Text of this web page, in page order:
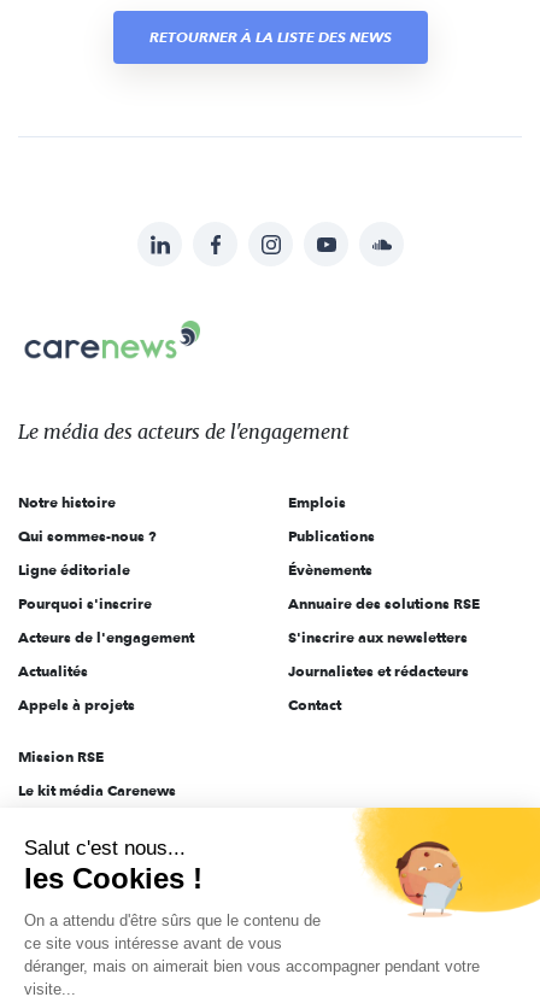
RETOURNER À LA LISTE DES NEWS
sur:
LinkedInFacebookInstagramYouTubeSoundcloud
Carenews,
Le
des
l'engagement
Le média des acteurs de l'engagement
Notre histoire
Qui sommes-nous ?
Ligne éditoriale
Pourquoi s'inscrire
Acteurs de l'engagement
Actualités
Appels à projets
Emplois
Publications
Évènements
Annuaire des solutions RSE
S'inscrire aux newsletters
Journalistes et rédacteurs
Contact
Mission RSE
Le kit média Carenews
AEF info
Novethic
PRODURABLE
Inclusiv Day
Salut c'est nous...
les Cookies !
On a attendu d'être sûrs que le contenu de
ce site vous intéresse avant de vous
déranger, mais on aimerait bien vous accompagner pendant votre
visite...